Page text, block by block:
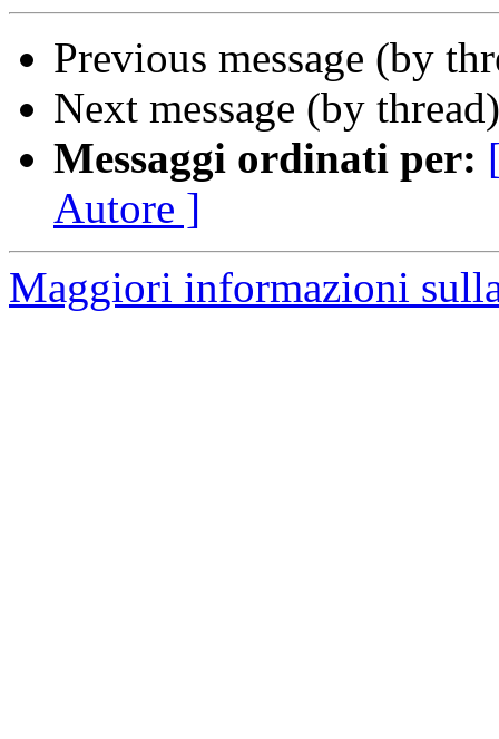
Previous message (by
Next message (by
Messaggi ordinati per:
Autore ]
Maggiori informazioni